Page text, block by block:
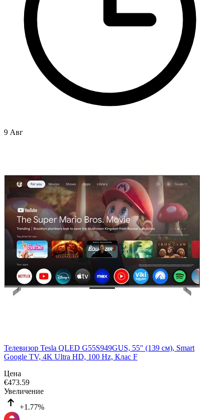
9 Авг
Телевизор Tesla QLED G55S949GUS, 55" (139 см), Smart
Google TV, 4K Ultra HD, 100 Hz, Клас F
Цена
€473.59
Увеличение
+1.77%